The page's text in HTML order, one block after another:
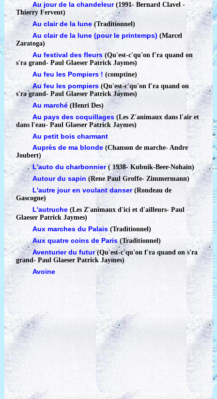
Au jour de la chandeleur (1991-Bernard Clavel -
Thierry Fervent)
Au clair de la lune (Traditionnel)
Au clair de la lune (pour le printemps) (Marcel
Zaratoga)
Au festival des fleurs (Qu'est-c'qu'on f'ra quand on
s'ra grand-Paul Glaeser Patrick Jaymes)
Au feu les Pompiers !(comptine)
Au feu les pompiers (Qu'est-c'qu'on f'ra quand on
s'ra grand-Paul Glaeser Patrick Jaymes)
Au marché(Henri Des)
Au pays des coquillages (Les Z'animaux dans l'air et
dans l'eau-Paul Glaeser Patrick Jaymes)
Au petit bois charmant
Auprès de ma blonde(Chanson de marche-Andre
Joubert)
L'auto du charbonnier ( 1938-Kubnik-Beer-Nohain)
Autour du sapin (Rene Paul Groffe- Zimmermann)
L'autre jour en voulant danser(Rondeau de
Gascogne)
L'autruche (Les Z'animaux d'ici et d'ailleurs-Paul
Glaeser Patrick Jaymes)
Aux marches du Palais(Traditionnel)
Aux quatre coins de Paris (Traditionnel)
Aventurier du futur (Qu'est-c'qu'on f'ra quand on s'ra
grand-Paul Glaeser Patrick Jaymes)
Avoine